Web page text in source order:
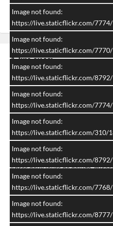
Image not found:
https://live.staticflickr.com/
Image not found:
https://live.staticflickr.com/
Image not found:
https://live.staticflickr.com/
Image not found:
https://live.staticflickr.com/
Image not found:
https://live.staticflickr.com/310/
Image not found:
https://live.staticflickr.com/
Image not found:
https://live.staticflickr.com/
Image not found:
https://live.staticflickr.com/
A lire aussi
New Zealand #17 – Franz Josef
Après deux jours de déluge,
magnifique ce matin. Ce qui